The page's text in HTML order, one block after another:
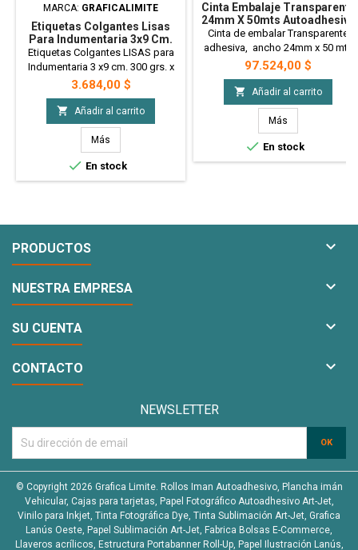
MARCA: GRAFICALIMITE
Etiquetas Colgantes Lisas
Para Indumentaria 3x9 Cm.
300 Gr. X250 U.
Etiquetas Colgantes LISAS para
Indumentaria 3 x9 cm. 300 grs. x
250 U.
Precio
3.684,00 $
 Añadir al carrito
Más
 En stock
Cinta Embalaje Transparente
24mm X 50mts Autoadhesiva
X144 Uni. PRECIO
MAYORISTA
Cinta de embalar Transparente
adhesiva, ancho 24mm x 50 mts
de largo. x 144 unidades. PRECIO
MAYORISTA
Precio
97.524,00 $
 Añadir al carrito
Más
 En stock
PRODUCTOS 
NUESTRA EMPRESA 
SU CUENTA 
CONTACTO 
NEWSLETTER
© Copyright 2026 Grafica Limite. Rollos Iman Autoadhesivo, Plancha imán
Vehicular, Cajas para tarjetas, Papel Fotográfico Autoadhesivo Art-Jet,
Vinilo para Inkjet, Tinta Fotográfica Dye, Tinta Sublimación Art-Jet, Grafica
Lanús Oeste, Papel Sublimación Art-Jet, Fabrica Bolsas E-Commerce,
Llaveros acrílicos, Estructura Portabanner Roll-Up, Papel Ilustración Lanús,